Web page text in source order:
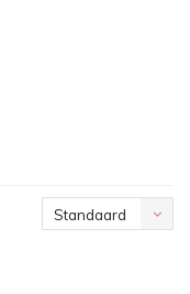
Standaard